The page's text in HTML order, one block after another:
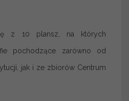
z 10 plansz, na których
pochodzące zarówno od
jak i ze zbiorów Centrum